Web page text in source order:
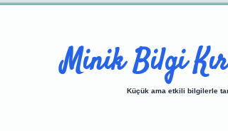
Minik Bilgi
Küçük ama etkili bilgilerle